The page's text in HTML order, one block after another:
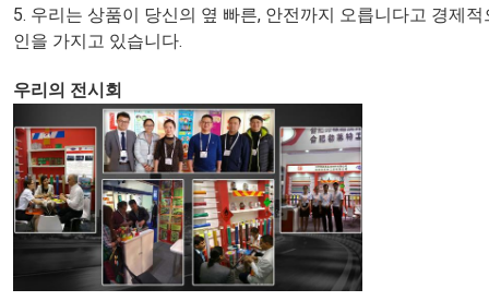
5. 우리는 상품이 당신의 옆 빠른, 안전까지 오릅니다고 경제
인을 가지고 있습니다.
우리의 전시회